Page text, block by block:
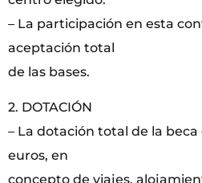
– La participación en esta
aceptación total
de las bases.
2. DOTACIÓN
– La dotación total de la
euros, en
concepto de viajes,